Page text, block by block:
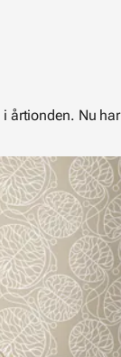
årtionden. Nu har